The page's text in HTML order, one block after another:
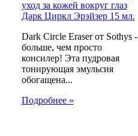
Dark Circle Eraser от Sothys -
больше, чем просто
консилер! Эта пудровая
тонирующая эмульсия
обогащена...
Подробнее »